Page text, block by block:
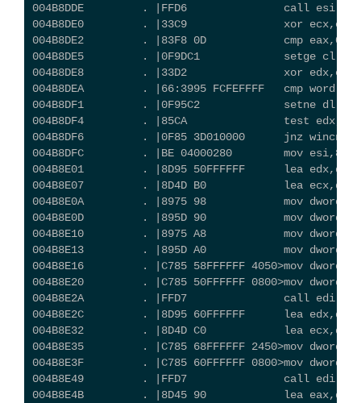
004B8DDE         . |FFD6               call esi
004B8DE0         . |33C9               xor ecx,ecx
004B8DE2         . |83F8 0D            cmp eax,0D
004B8DE5         . |0F9DC1             setge cl
004B8DE8         . |33D2               xor edx,edx
004B8DEA         . |66:3995 FCFEFFFF   cmp word
004B8DF1         . |0F95C2             setne dl
004B8DF4         . |85CA               test edx,ecx
004B8DF6         . |0F85 3D010000      jnz
004B8DFC         . |BE 04000280        mov
004B8E01         . |8D95 50FFFFFF      lea
004B8E07         . |8D4D B0            lea
004B8E0A         . |8975 98            mov
004B8E0D         . |895D 90            mov
004B8E10         . |8975 A8            mov
004B8E13         . |895D A0            mov
004B8E16         . |C785 58FFFFFF 4050>mov
004B8E20         . |C785 50FFFFFF 0800>mov
004B8E2A         . |FFD7               call edi
004B8E2C         . |8D95 60FFFFFF      lea
004B8E32         . |8D4D C0            lea
004B8E35         . |C785 68FFFFFF 2450>mov
004B8E3F         . |C785 60FFFFFF 0800>mov
004B8E49         . |FFD7               call edi
004B8E4B         . |8D45 90            lea